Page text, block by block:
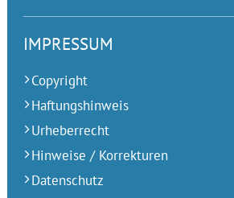
IMPRESSUM
Copyright
Haftungshinweis
Urheberrecht
Hinweise / Korrekturen
Datenschutz